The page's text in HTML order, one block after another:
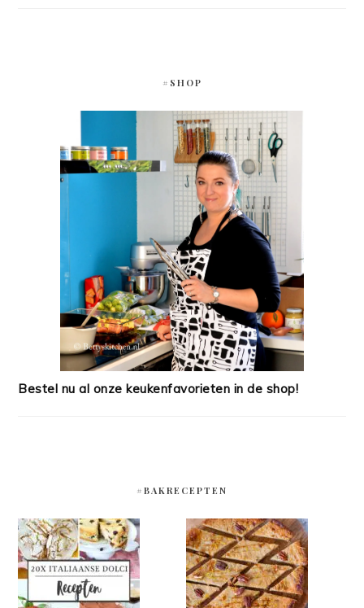
#SHOP
Bestel nu al onze keukenfavorieten in de shop!
#BAKRECEPTEN